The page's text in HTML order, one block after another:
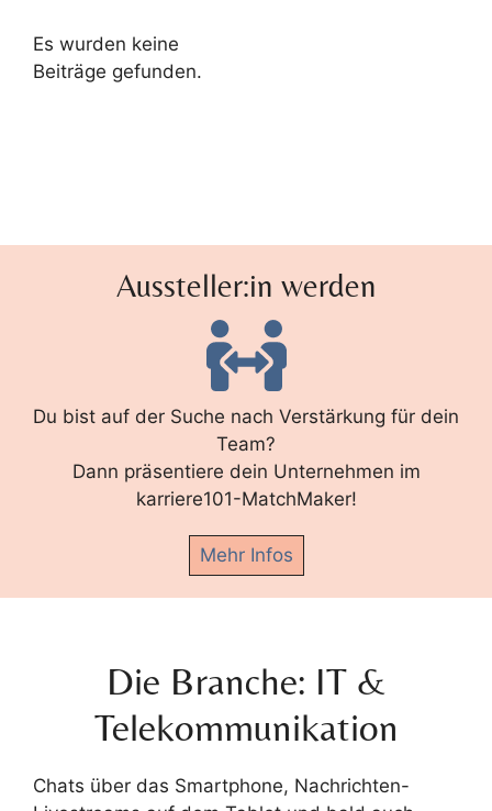
Es wurden keine
Beiträge gefunden.
Aussteller:in werden
Du bist auf der Suche nach Verstärkung für dein
Team?
Dann präsentiere dein Unternehmen im
karriere101-MatchMaker!
Mehr Infos
Die Branche: IT &
Telekommunikation
Chats über das Smartphone, Nachrichten-